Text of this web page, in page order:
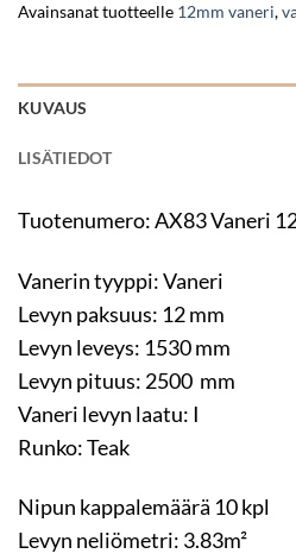
Avainsanat tuotteelle 12mm vaneri,
KUVAUS
LISÄTIEDOT
Tuotenumero: AX83 Vaneri
Vanerin tyyppi: Vaneri
Levyn paksuus: 12 mm
Levyn leveys: 1530 mm
Levyn pituus: 2500 mm
Vaneri levyn laatu: I
Runko: Teak
Nipun kappalemäärä 10 kpl
Levyn neliömetri: 3.83m²